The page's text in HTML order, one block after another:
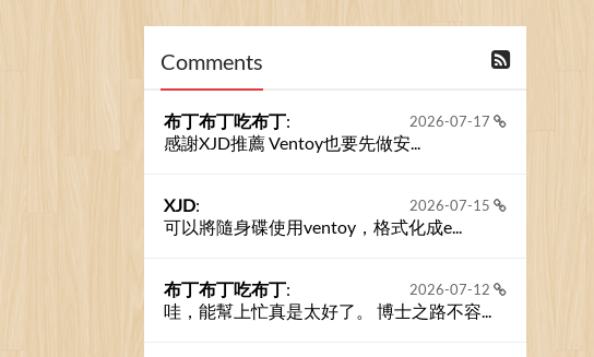
示大家的留言了。我們新開一個訪客留言板
吧！
Comments
2026-07-17
布丁布丁吃布丁:
感謝XJD推薦 Ventoy也要先做安...
2026-07-15
XJD:
可以將隨身碟使用ventoy，格式化成e...
2026-07-12
布丁布丁吃布丁:
哇，能幫上忙真是太好了。 博士之路不容...